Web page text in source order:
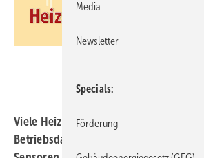
Viele Heizungsanlagen laufen
Betriebsdaten vorliegen. Doch bereits
Media
Newsletter
Specials
Förderung